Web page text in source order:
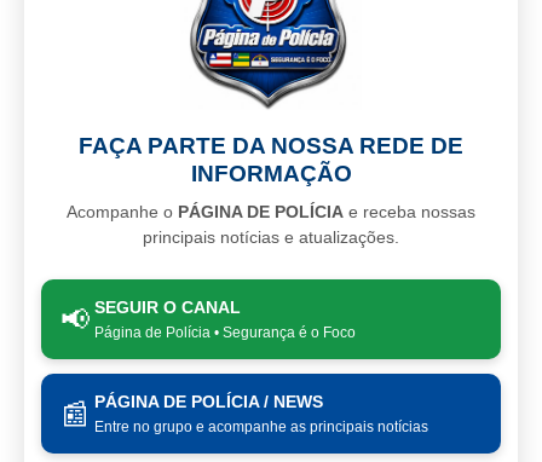
FAÇA PARTE DA NOSSA REDE DE
INFORMAÇÃO
Acompanhe o PÁGINA DE POLÍCIA e receba nossas
principais notícias e atualizações.
📢 SEGUIR O CANAL
Página de Polícia • Segurança é o Foco
📰 PÁGINA DE POLÍCIA / NEWS
Entre no grupo e acompanhe as principais notícias